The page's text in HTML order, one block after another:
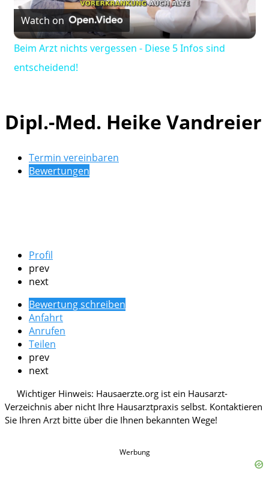
Video
Watch on
Beim Arzt nichts vergessen - Diese 5 Infos sind
entscheidend!
Dipl.-Med. Heike Vandreier
Termin vereinbaren
Bewertungen
Profil
prev
next
Bewertung schreiben
Anfahrt
Anrufen
Teilen
prev
next
Werbung